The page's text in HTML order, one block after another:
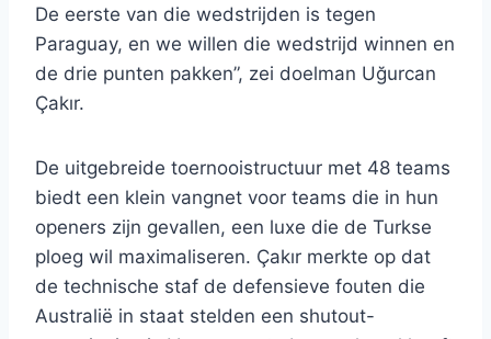
De eerste van die wedstrijden is tegen
Paraguay, en we willen die wedstrijd winnen en
de drie punten pakken”, zei doelman Uğurcan
Çakır.
De uitgebreide toernooistructuur met 48 teams
biedt een klein vangnet voor teams die in hun
openers zijn gevallen, een luxe die de Turkse
ploeg wil maximaliseren. Çakır merkte op dat
de technische staf de defensieve fouten die
Australië in staat stelden een shutout-